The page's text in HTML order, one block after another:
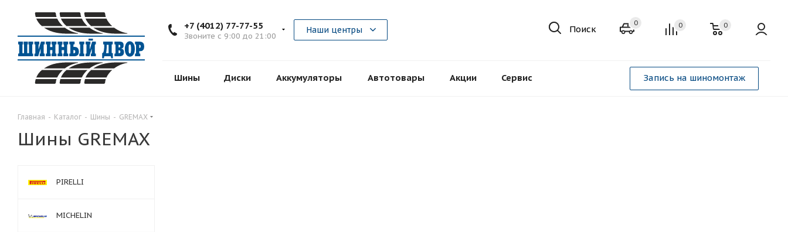
+7 (4012) 77-77-55
Звоните с 9:00 до 21:00
Наши центры Поиск 0
0 0
Шины Диски Аккумуляторы Автотовары Акции Сервис Запись на шиномонтаж
Главная - Каталог - Шины - GREMAX
Шины GREMAX
PIRELLI
MICHELIN